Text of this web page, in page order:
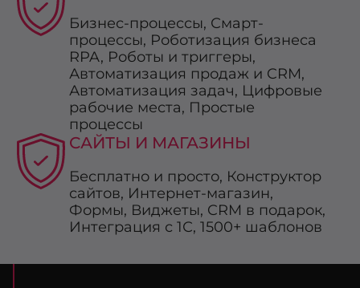
Бизнес-процессы, Смарт-
процессы, Роботизация бизнеса
RPA, Роботы и триггеры,
Автоматизация продаж и CRM,
Автоматизация задач, Цифровые
рабочие места, Простые
процессы
САЙТЫ И МАГАЗИНЫ
Бесплатно и просто, Конструктор
сайтов, Интернет-магазин,
Формы, Виджеты, CRM в подарок,
Интеграция с 1С, 1500+ шаблонов